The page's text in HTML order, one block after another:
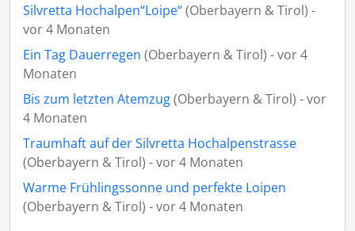
Silvretta Hochalpen“Loipe“(Oberbayern & Tirol) -
vor 4 Monaten
Ein Tag Dauerregen (Oberbayern & Tirol) - vor 4
Monaten
Bis zum letzten Atemzug(Oberbayern & Tirol) - vor
4 Monaten
Traumhaft auf der Silvretta Hochalpenstrasse
(Oberbayern & Tirol) - vor 4 Monaten
Warme Frühlingssonne und perfekte Loipen
(Oberbayern & Tirol) - vor 4 Monaten